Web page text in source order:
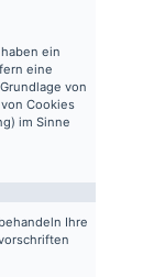
ein
eine
von
Cookies
im Sinne
Ihre